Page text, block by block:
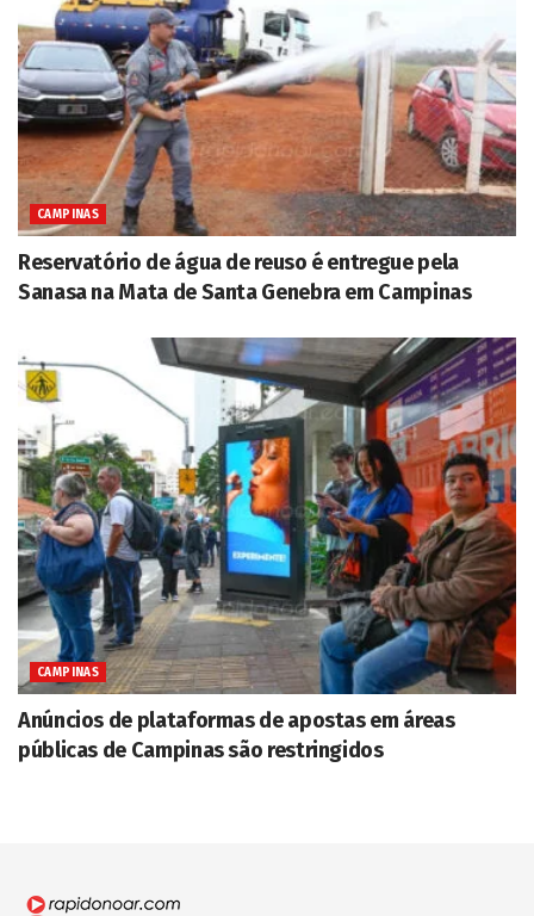
CAMPINAS
Reservatório de água de reuso é entregue pela
Sanasa na Mata de Santa Genebra em Campinas
CAMPINAS
Anúncios de plataformas de apostas em áreas
públicas de Campinas são restringidos